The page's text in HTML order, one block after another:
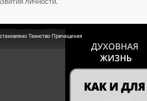
Таинство Причащения